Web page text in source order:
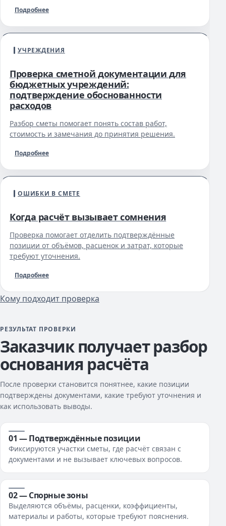
Подробнее
УЧРЕЖДЕНИЯ
Проверка сметной документации для
бюджетных учреждений:
подтверждение обоснованности
расходов
Разбор сметы помогает понять состав работ,
стоимость и замечания до принятия решения.
Подробнее
ОШИБКИ В СМЕТЕ
Когда расчёт вызывает сомнения
Проверка помогает отделить подтверждённые
позиции от объёмов, расценок и затрат, которые
требуют уточнения.
Подробнее
Кому подходит проверка
РЕЗУЛЬТАТ ПРОВЕРКИ
Заказчик получает разбор
основания расчёта
После проверки становится понятнее, какие позиции
подтверждены документами, какие требуют уточнения и
как использовать выводы.
01 — Подтверждённые позиции
Фиксируются участки сметы, где расчёт связан с
документами и не вызывает ключевых вопросов.
02 — Спорные зоны
Выделяются объёмы, расценки, коэффициенты,
материалы и работы, которые требуют пояснения.